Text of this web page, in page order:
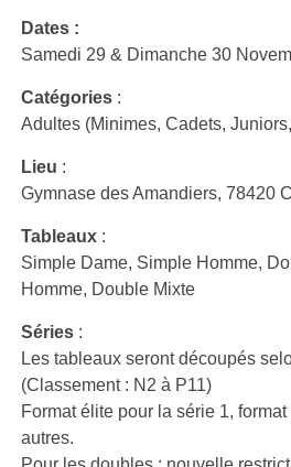
Dates :
Samedi 29 & Dimanche 30
Catégories:
Adultes (Minimes, Cadets,
Lieu :
Gymnase des Amandiers, 78420
Tableaux:
Simple Dame, Simple Homme,
Homme, Double Mixte
Séries:
Les tableaux seront découpés
(Classement : N2 à P11)
Format élite pour la série 1,
autres.